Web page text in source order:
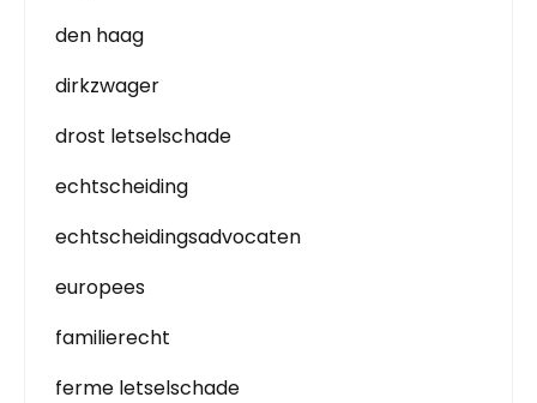
den haag
dirkzwager
drost letselschade
echtscheiding
echtscheidingsadvocaten
europees
familierecht
ferme letselschade